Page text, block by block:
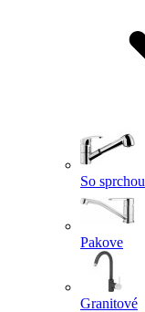
So sprchou
Pakove
Granitové